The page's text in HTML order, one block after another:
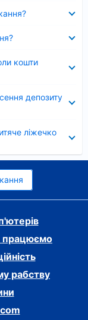
кошти
депозиту
ліжечко
працюємо
рабству